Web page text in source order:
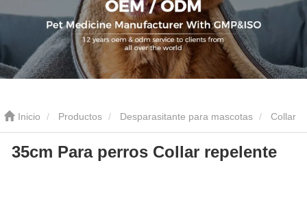
Inicio Productos Desparasitante para mascotas Collar
antiparasitario para mascotas 35cm Para perros Collar repelente
35cm Para perros Collar repelente